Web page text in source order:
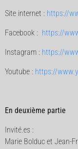
Site internet : https://
Facebook : https://
Instagram : https://
Youtube : https://
En deuxième partie
Invité.es :
Marie Bolduc et Jean-